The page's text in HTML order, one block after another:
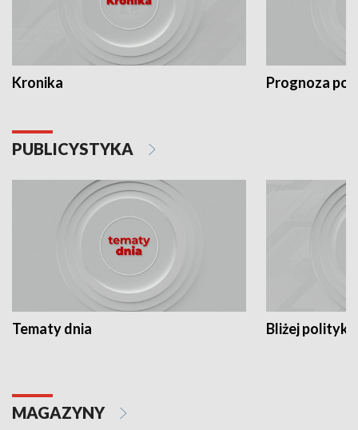
Kronika Prognoza
PUBLICYSTYKA
Tematy dnia Bliżej polityki
MAGAZYNY